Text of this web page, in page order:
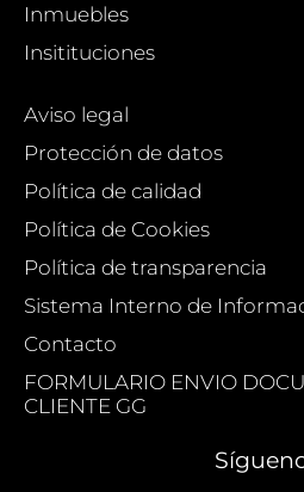
Inmuebles
Insitituciones
Aviso legal
Protección de datos
Política de calidad
Política de Cookies
Política de transparencia
Sistema Interno de
Contacto
FORMULARIO ENVIO
CLIENTE GG